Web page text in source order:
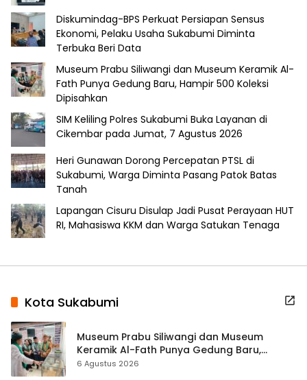
Diskumindag-BPS Perkuat Persiapan Sensus
Ekonomi, Pelaku Usaha Sukabumi Diminta
Terbuka Beri Data
Museum Prabu Siliwangi dan Museum Keramik Al-
Fath Punya Gedung Baru, Hampir 500 Koleksi
Dipisahkan
SIM Keliling Polres Sukabumi Buka Layanan di
Cikembar pada Jumat, 7 Agustus 2026
Heri Gunawan Dorong Percepatan PTSL di
Sukabumi, Warga Diminta Pasang Patok Batas
Tanah
Lapangan Cisuru Disulap Jadi Pusat Perayaan HUT
RI, Mahasiswa KKM dan Warga Satukan Tenaga
Kota Sukabumi
Museum Prabu Siliwangi dan Museum
Keramik Al-Fath Punya Gedung Baru,
Hampir 500 Koleksi Dipisahkan
6 Agustus 2026